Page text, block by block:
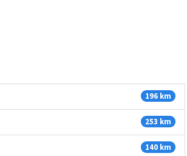
196 km
253 km
140 km